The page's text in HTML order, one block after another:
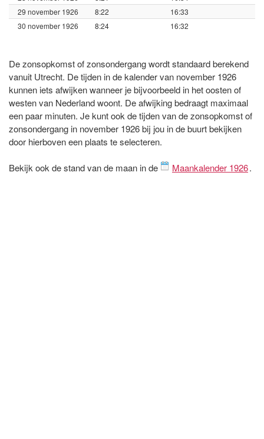
29 november 1926
8:22
16:33
30 november 1926
8:24 16:32
De zonsopkomst of zonsondergang wordt standaard berekend
vanuit Utrecht. De tijden in de kalender van november 1926
kunnen iets afwijken wanneer je bijvoorbeeld in het oosten of
westen van Nederland woont. De afwijking bedraagt maximaal
een paar minuten. Je kunt ook de tijden van de zonsopkomst of
zonsondergang in november 1926 bij jou in de buurt bekijken
door hierboven een plaats te selecteren.
Bekijk ook de stand van de maan in de Maankalender 1926.